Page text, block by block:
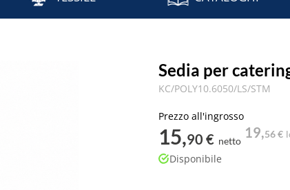
Sedia per
KC/POLY10.6050/LS/STM
Prezzo all'ingrosso
15,90 € netto
19,56 €
Disponibile